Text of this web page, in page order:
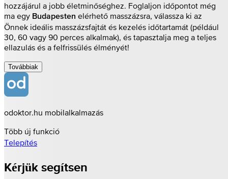
hozzájárul a jobb életminőséghez. Foglaljon időpontot még
ma egy Budapesten elérhető masszázsra, válassza ki az
Önnek ideális masszázsfajtát és kezelés időtartamát (például
30, 60 vagy 90 perces alkalmak), és tapasztalja meg a teljes
ellazulás és a felfrissülés élményét!
Továbbiak
odoktor.hu mobilalkalmazás
Több új funkció
Telepítés
Kérjük segítsen